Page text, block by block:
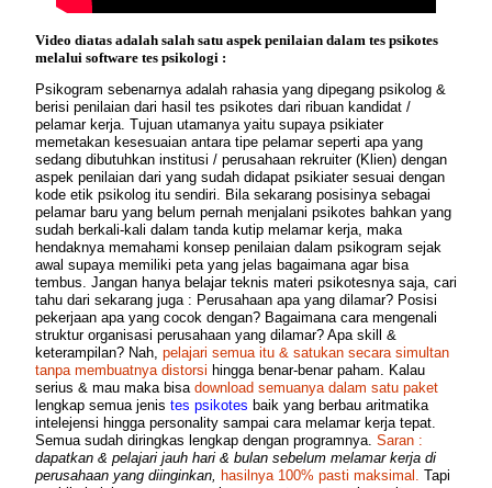
Video diatas adalah salah satu aspek penilaian dalam tes psikotes
melalui software tes psikologi :
Psikogram sebenarnya adalah rahasia yang dipegang psikolog &
berisi penilaian dari hasil tes psikotes dari ribuan kandidat /
pelamar kerja. Tujuan utamanya yaitu supaya psikiater
memetakan kesesuaian antara tipe pelamar seperti apa yang
sedang dibutuhkan institusi / perusahaan rekruiter (Klien) dengan
aspek penilaian dari yang sudah didapat psikiater sesuai dengan
kode etik psikolog itu sendiri. Bila sekarang posisinya sebagai
pelamar baru yang belum pernah menjalani psikotes bahkan yang
sudah berkali-kali dalam tanda kutip melamar kerja, maka
hendaknya memahami konsep penilaian dalam psikogram sejak
awal supaya memiliki peta yang jelas bagaimana agar bisa
tembus. Jangan hanya belajar teknis materi psikotesnya saja, cari
tahu dari sekarang juga : Perusahaan apa yang dilamar? Posisi
pekerjaan apa yang cocok dengan? Bagaimana cara mengenali
struktur organisasi perusahaan yang dilamar? Apa skill &
keterampilan? Nah, pelajari semua itu & satukan secara simultan
tanpa membuatnya distorsi hingga benar-benar paham. Kalau
serius & mau maka bisa download semuanya dalam satu paket
lengkap semua jenis tes psikotes baik yang berbau aritmatika
intelejensi hingga personality sampai cara melamar kerja tepat.
Semua sudah diringkas lengkap dengan programnya. Saran :
dapatkan & pelajari jauh hari & bulan sebelum melamar kerja di
perusahaan yang diinginkan, hasilnya 100% pasti maksimal. Tapi